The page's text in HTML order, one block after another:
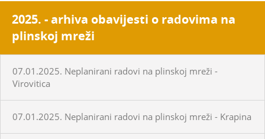
2025. - arhiva obavijesti o radovima na
plinskoj mreži
07.01.2025. Neplanirani radovi na plinskoj mreži -
Virovitica
07.01.2025. Neplanirani radovi na plinskoj mreži - Krapina